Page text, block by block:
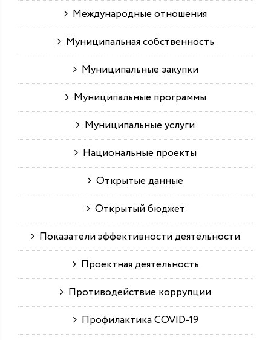
Международные отношения
Муниципальная собственность
Муниципальные закупки
Муниципальные программы
Муниципальные услуги
Национальные проекты
Открытые данные
Открытый бюджет
Показатели эффективности деятельности
Проектная деятельность
Противодействие коррупции
Профилактика COVID-19